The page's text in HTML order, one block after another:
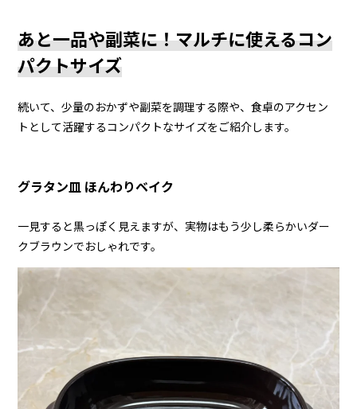
あと一品や副菜に！マルチに使えるコン
パクトサイズ
続いて、少量のおかずや副菜を調理する際や、食卓のアクセン
トとして活躍するコンパクトなサイズをご紹介します。
グラタン皿 ほんわりベイク
一見すると黒っぽく見えますが、実物はもう少し柔らかいダー
クブラウンでおしゃれです。